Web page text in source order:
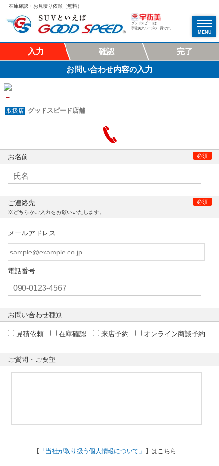
在庫確認・お見積り依頼（無料）
グッドスピードは
宇佐美グループの一員です。
MENU
入力 確認 完了
お問い合わせ内容の入力
－
グッドスピード店舗
お名前 必須
ご連絡先
必須
※どちらかご入力をお願いいたします。
メールアドレス
電話番号
お問い合わせ種別
見積依頼 在庫確認 来店予約 オンライン商談予約
ご質問・ご要望
【 「当社が取り扱う個人情報について」 】はこちら